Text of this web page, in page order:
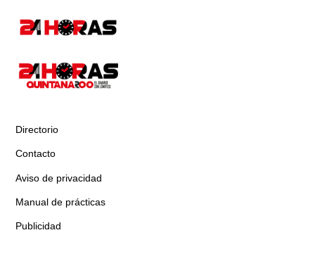
Directorio
Contacto
Aviso de privacidad
Manual de prácticas
Publicidad